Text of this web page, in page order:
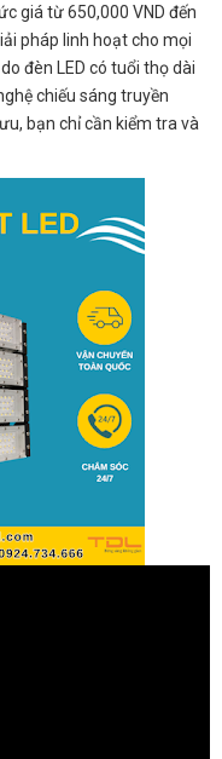
giá từ 650,000 VND đến
pháp linh hoạt cho mọi
đèn LED có tuổi thọ dài
chiếu sáng truyền
bạn chỉ cần kiểm tra và